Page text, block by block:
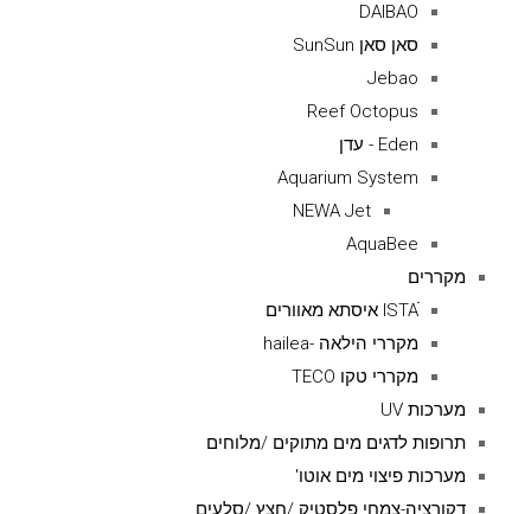
DAIBAO
סאן סאן SunSun
Jebao
Reef Octopus
Eden - עדן
Aquarium System
NEWA Jet
AquaBee
מקררים
ISTAׁׂ איסתא מאוורים
מקררי הילאה -hailea
מקררי טקו TECO
מערכות UV
תרופות לדגים מים מתוקים /מלוחים
מערכות פיצוי מים אוטו'